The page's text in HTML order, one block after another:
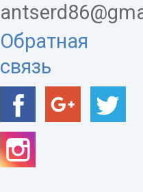
Обратная
связь